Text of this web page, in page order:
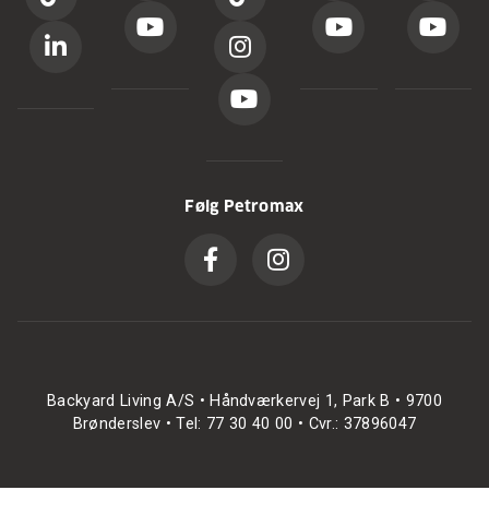
Følg Petromax
Backyard Living A/S • Håndværkervej 1, Park B • 9700
Brønderslev • Tel: 77 30 40 00 • Cvr.: 37896047